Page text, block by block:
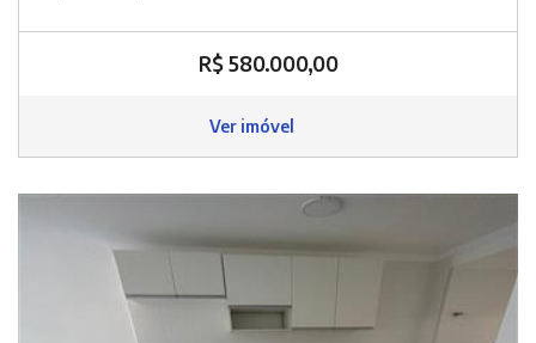
R$ 580.000,00
Ver imóvel